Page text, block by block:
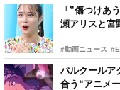
「”傷つけあ
瀬アリスと宮
#動画ニュース
パルクールア
合う“アニメ